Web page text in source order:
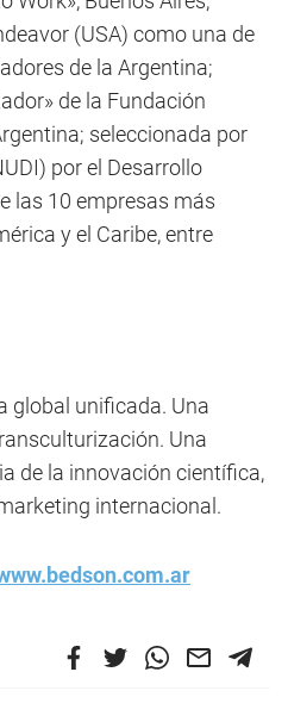
(USA) como una de
de la Argentina;
de la Fundación
seleccionada por
por el Desarrollo
las 10 empresas más
y el Caribe, entre
global unificada. Una
Una
de la innovación científica,
internacional.